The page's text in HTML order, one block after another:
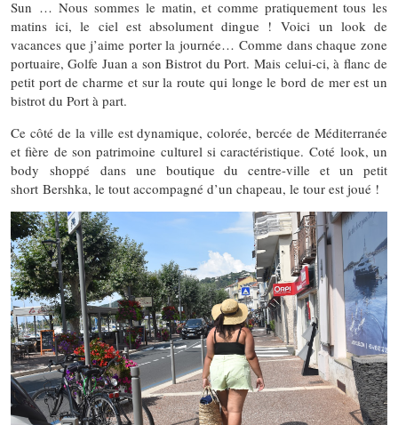
Sun … Nous sommes le matin, et comme pratiquement tous les
matins ici, le ciel est absolument dingue ! Voici un look de
vacances que j’aime porter la journée… Comme dans chaque zone
portuaire, Golfe Juan a son Bistrot du Port. Mais celui-ci, à flanc de
petit port de charme et sur la route qui longe le bord de mer est un
bistrot du Port à part.
Ce côté de la ville est dynamique, colorée, bercée de Méditerranée
et fière de son patrimoine culturel si caractéristique. Coté look, un
body shoppé dans une boutique du centre-ville et un petit
short Bershka, le tout accompagné d’un chapeau, le tour est joué !